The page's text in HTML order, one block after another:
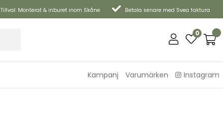
Tillval: Monterat & inburet inom Skåne Betala senare med Svea faktura
0
Kampanj Varumärken Instagram